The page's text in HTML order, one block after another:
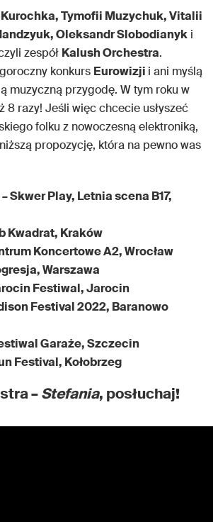
Tymofii Muzychuk, Vitalii
Oleksandr Slobodianyk i
zespół Kalush Orchestra.
konkurs Eurowizji i ani myślą
muzyczną przygodę. W tym roku w
8 razy! Jeśli więc chcecie usłyszeć
folku z nowoczesną elektroniką,
propozycję, która na pewno was
Skwer Play, Letnia scena B17,
Kwadrat, Kraków
Koncertowe A2, Wrocław
Warszawa
Festiwal, Jarocin
Festival 2022, Baranowo
Garaże, Szczecin
Festival, Kołobrzeg
–Stefania, posłuchaj!